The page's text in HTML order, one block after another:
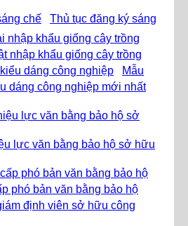
Thủ tục đăng ký sáng
nhập khẩu giống cây trồng
Mẫu
dáng công nghiệp mới nhất
lực văn bằng bảo hộ sở hữu
phó bản văn bằng bảo hộ